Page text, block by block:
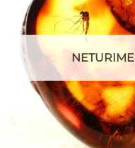
NETURIME